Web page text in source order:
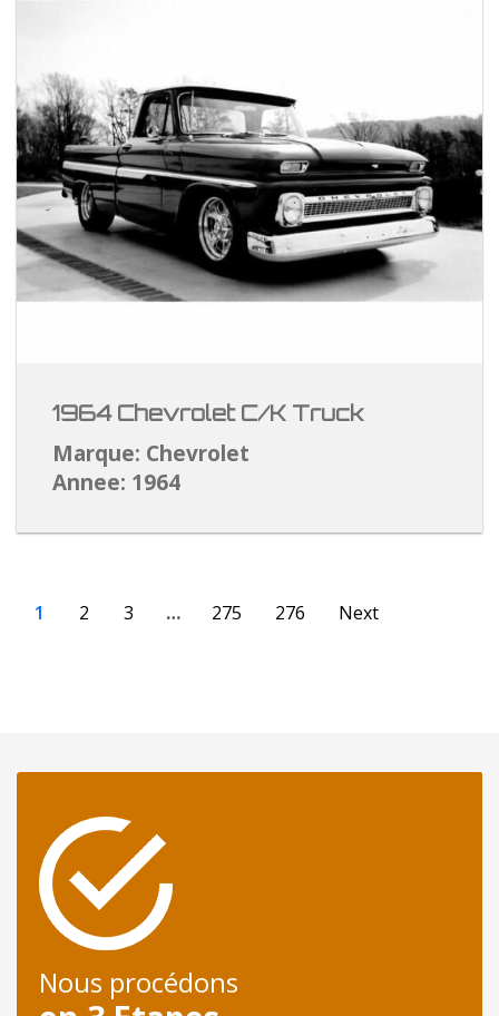
1964 Chevrolet C/K Truck
Marque: Chevrolet
Annee: 1964
1 2 3 … 275 276 Next
Nous procédons